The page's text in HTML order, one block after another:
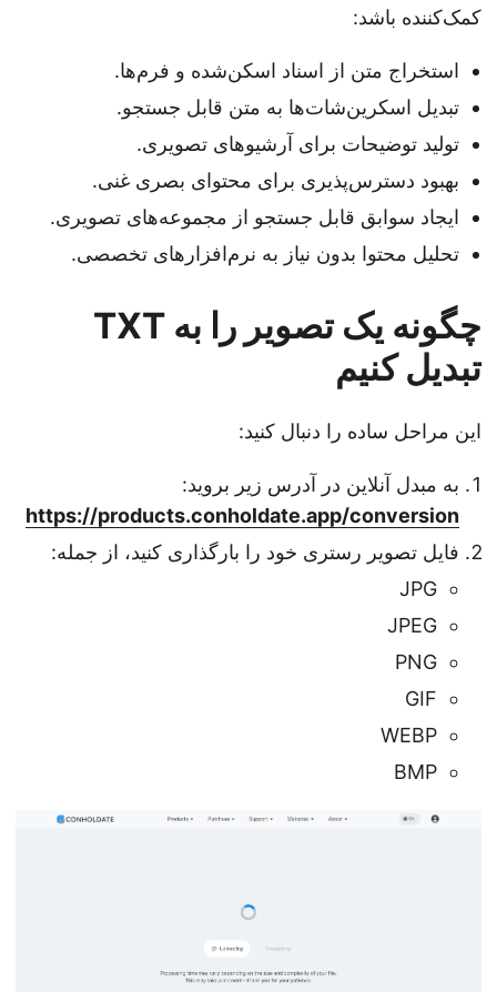
کمک‌کننده باشد:
استخراج متن از اسناد اسکن‌شده و فرم‌ها.
تبدیل اسکرین‌شات‌ها به متن قابل جستجو.
تولید توضیحات برای آرشیوهای تصویری.
بهبود دسترس‌پذیری برای محتوای بصری غنی.
ایجاد سوابق قابل جستجو از مجموعه‌های تصویری.
تحلیل محتوا بدون نیاز به نرم‌افزارهای تخصصی.
چگونه یک تصویر را به TXT
تبدیل کنیم
این مراحل ساده را دنبال کنید:
به مبدل آنلاین در آدرس زیر بروید:
https://products.conholdate.app/conversion
فایل تصویر رستری خود را بارگذاری کنید، از جمله:
JPG
JPEG
PNG
GIF
WEBP
BMP